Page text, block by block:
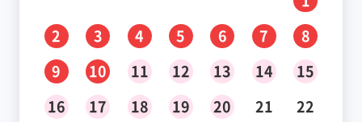
2
3 4 5 6 7
8
9
10 11 12 13 14
15
16
17 18 19 20 21
22